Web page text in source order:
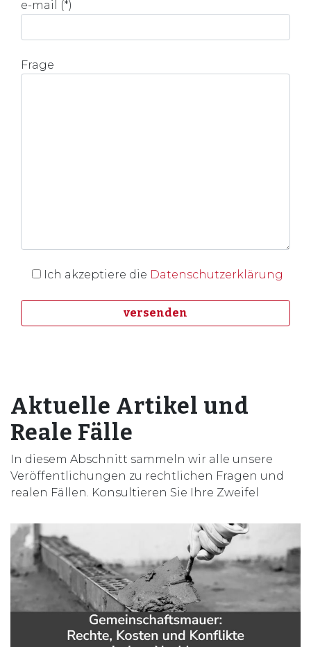
e-mail (*)
Frage
Ich akzeptiere die Datenschutzerklärung
Aktuelle Artikel und
Reale Fälle
In diesem Abschnitt sammeln wir alle unsere
Veröffentlichungen zu rechtlichen Fragen und
realen Fällen. Konsultieren Sie Ihre Zweifel